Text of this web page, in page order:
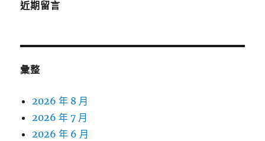
近期留言
彙整
2026 年 8 月
2026 年 7 月
2026 年 6 月